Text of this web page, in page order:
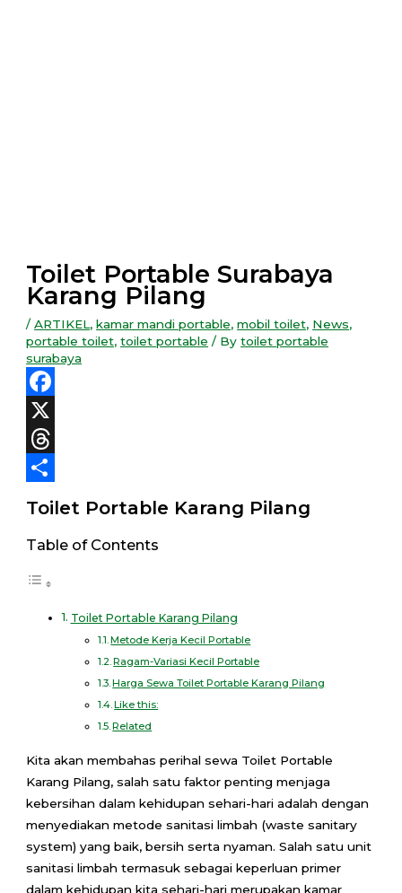
Toilet Portable Surabaya
Karang Pilang
/ARTIKEL,kamar mandi portable,mobil toilet, News,
portable toilet,toilet portable / Bytoilet portable
surabaya
Facebook
X
Threads
Share
Toilet Portable Karang Pilang
Table of Contents
Toilet Portable Karang Pilang
Metode Kerja Kecil Portable
Ragam-Variasi Kecil Portable
Harga Sewa Toilet Portable Karang Pilang
Like this:
Related
Kita akan membahas perihal sewa Toilet Portable
Karang Pilang, salah satu faktor penting menjaga
kebersihan dalam kehidupan sehari-hari adalah dengan
menyediakan metode sanitasi limbah (waste sanitary
system) yang baik, bersih serta nyaman. Salah satu unit
sanitasi limbah termasuk sebagai keperluan primer
dalam kehidupan kita sehari-hari merupakan kamar